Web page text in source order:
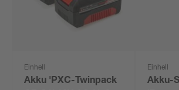
Einhell
Akku 'PXC-Twinpack
Einhell
Akku-